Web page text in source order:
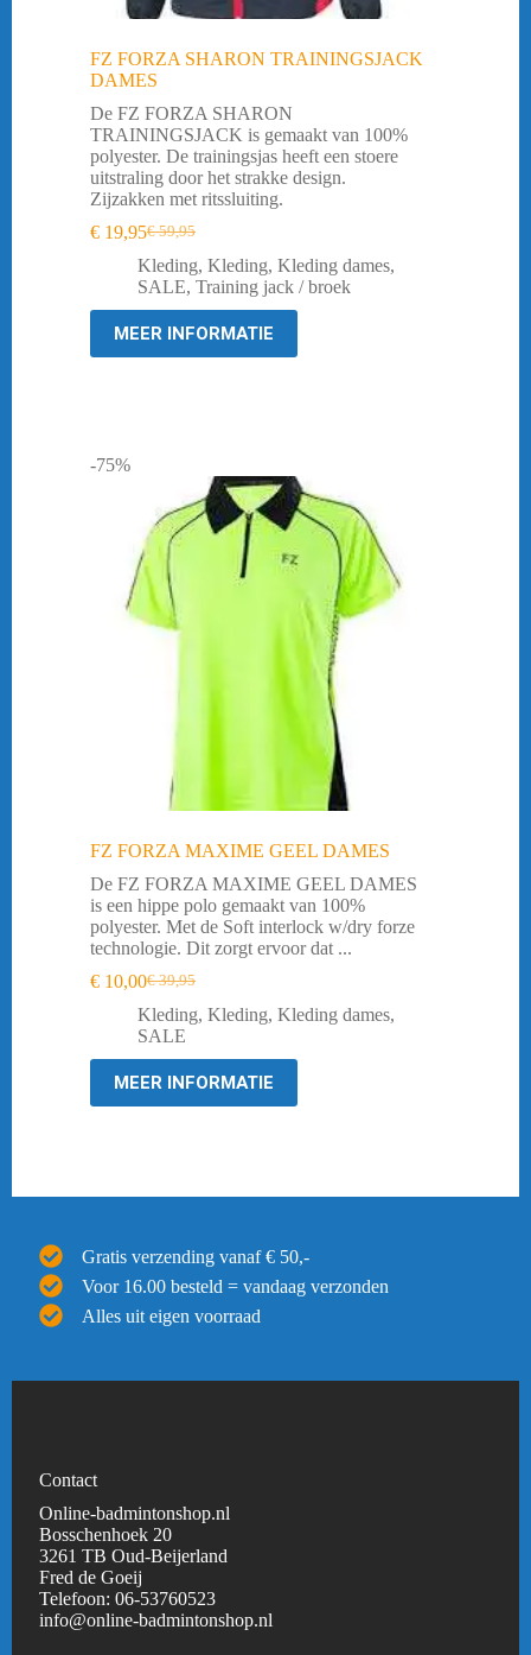
FZ FORZA SHARON TRAININGSJACK
DAMES
De FZ FORZA SHARON
TRAININGSJACK is gemaakt van 100%
polyester. De trainingsjas heeft een stoere
uitstraling door het strakke design.
Zijzakken met ritssluiting.
€59,95
Oorspronkelijke
prijs
was:
€ 19,95Huidige
prijs
is:
Kleding, Kleding, Kleding dames,
SALE, Training jack / broek
MEER INFORMATIE
-75%
FZ FORZA MAXIME GEEL DAMES
De FZ FORZA MAXIME GEEL DAMES
is een hippe polo gemaakt van 100%
polyester. Met de Soft interlock w/dry forze
technologie. Dit zorgt ervoor dat ...
€39,95
Oorspronkelijke
prijs
was:
€ 39,95.
€ 10,00Huidige
prijs
is:
€ 10,00.
Kleding, Kleding, Kleding dames,
SALE
MEER INFORMATIE
Gratis verzending vanaf € 50,-
Voor 16.00 besteld = vandaag verzonden
Alles uit eigen voorraad
Contact
Online-badmintonshop.nl
Bosschenhoek 20
3261 TB Oud-Beijerland
Fred de Goeij
Telefoon:06-53760523
info@online-badmintonshop.nl